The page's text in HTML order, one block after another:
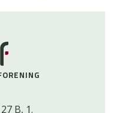
B, 1.